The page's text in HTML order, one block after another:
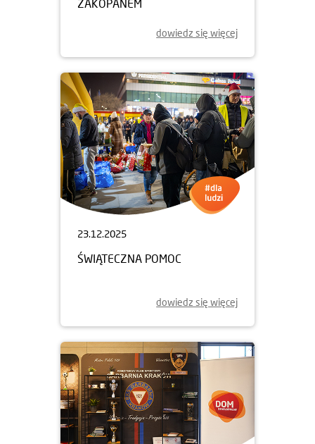
ZAKOPANEM
dowiedz się więcej
23.12.2025
ŚWIĄTECZNA POMOC
dowiedz się więcej